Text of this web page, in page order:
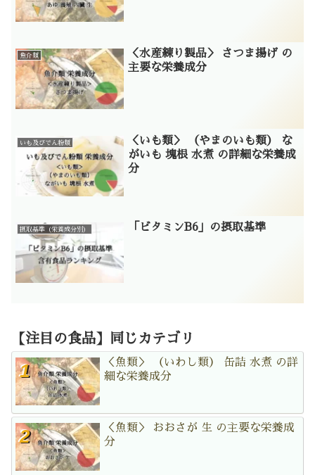
魚介類
＜水産練り製品＞ さつま揚げ の
主要な栄養成分
いも及びでん粉類
＜いも類＞ （やまのいも類） な
がいも 塊根 水煮 の詳細な栄養成
分
摂取基準（栄養成分別） 「ビタミンB6」の摂取基準
【注目の食品】同じカテゴリ
＜魚類＞ （いわし類） 缶詰 水煮 の詳
細な栄養成分
＜魚類＞ おおさが 生 の主要な栄養成
分